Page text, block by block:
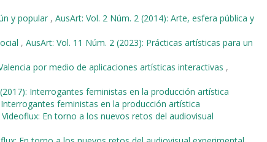
y popular , AusArt: Vol. 2 Núm. 2 (2014): Arte, esfera pública y
, AusArt: Vol. 11 Núm. 2 (2023): Prácticas artísticas para un
por medio de aplicaciones artísticas interactivas ,
Interrogantes feministas en la producción artística
feministas en la producción artística
En torno a los nuevos retos del audiovisual